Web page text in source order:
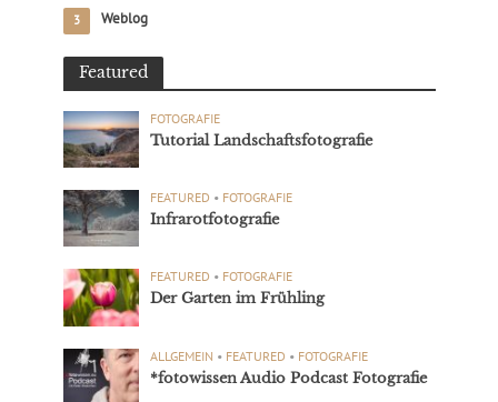
Weblog
3
Featured
FOTOGRAFIE
Tutorial Landschaftsfotografie
FEATURED • FOTOGRAFIE
Infrarotfotografie
FEATURED • FOTOGRAFIE
Der Garten im Frühling
ALLGEMEIN • FEATURED • FOTOGRAFIE
*fotowissen Audio Podcast Fotografie